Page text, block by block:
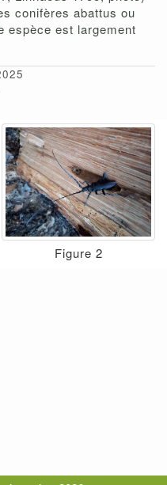
conifères abattus ou
espèce est largement
Figure 2